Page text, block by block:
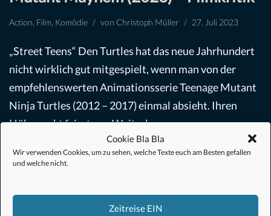
Cookie Bla Bla
Wir verwenden Cookies, um zu sehen, welche Texte euch am Besten gefallen
und welche nicht.
Zeitreise EIN
Action Film Komödie von Christoph Müller 27. Juli 2023
„Street Teens“ Den Turtles hat das neue Jahrhundert
nicht wirklich gut mitgespielt, wenn man von der
empfehlenswerten Animationsserie Teenage Mutant
Ninja Turtles (2012 – 2017) einmal absieht. Ihren
Höhepunkt feierten…Weiterlesen »